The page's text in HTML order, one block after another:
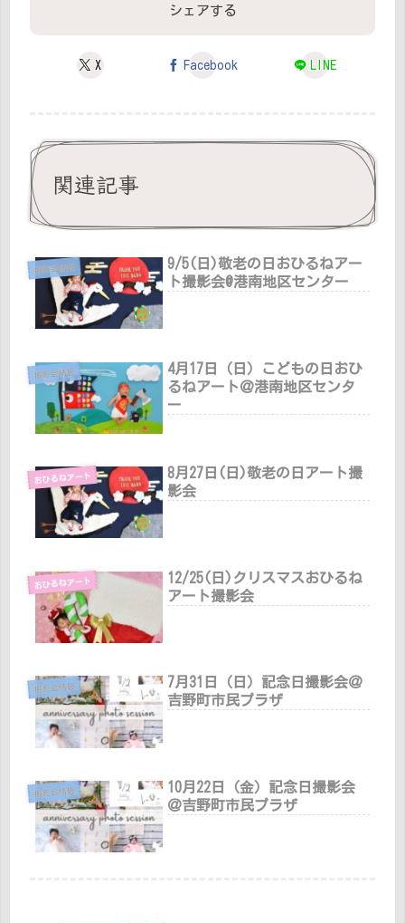
シェアする
X Facebook LINE
関連記事
撮影会情報
9/5(日)敬老の日おひるねアー
ト撮影会@港南地区センター
撮影会情報
4月17日（日）こどもの日おひ
るねアート＠港南地区センタ
ー
おひるねアート
8月27日(日)敬老の日アート撮
影会
おひるねアート
12/25(日)クリスマスおひるね
アート撮影会
撮影会情報
7月31日（日）記念日撮影会＠
吉野町市民プラザ
撮影会情報
10月22日（金）記念日撮影会
＠吉野町市民プラザ